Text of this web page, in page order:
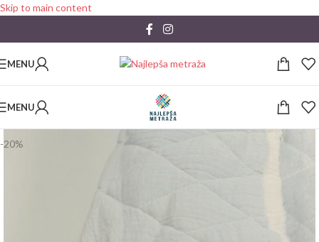
Skip to main content
MENU
MENU
-20%